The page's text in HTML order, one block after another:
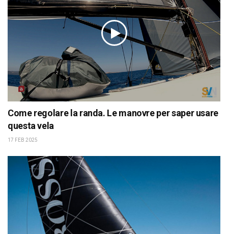
Come regolare la randa. Le manovre per saper usare
questa vela
17 FEB 2025